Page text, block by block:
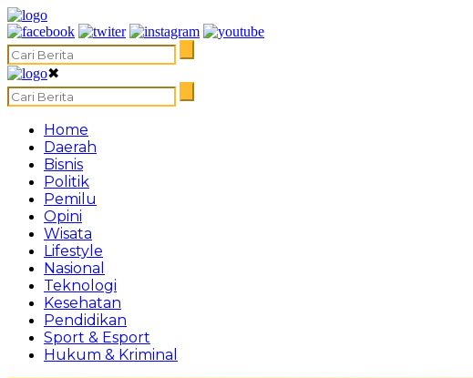
✖
Home
Daerah
Bisnis
Politik
Pemilu
Opini
Wisata
Lifestyle
Nasional
Teknologi
Kesehatan
Pendidikan
Sport & Esport
Hukum & Kriminal